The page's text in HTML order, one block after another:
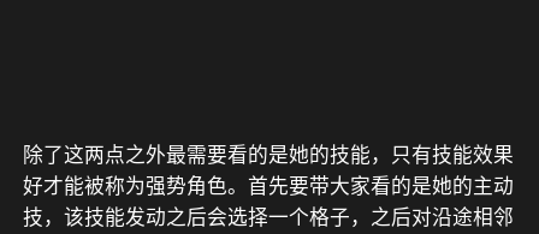
除了这两点之外最需要看的是她的技能，只有技能效果
好才能被称为强势角色。首先要带大家看的是她的主动
技，该技能发动之后会选择一个格子，之后对沿途相邻